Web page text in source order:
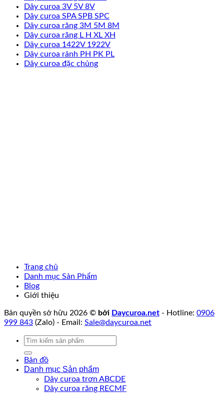
Dây curoa 3V 5V 8V
Dây curoa SPA SPB SPC
Dây curoa răng 3M 5M 8M
Dây curoa răng L H XL XH
Dây curoa 1422V 1922V
Dây curoa rảnh PH PK PL
Dây curoa đặc chủng
Trang chủ
Danh mục Sản Phẩm
Blog
Giới thiệu
Bản quyền sở hữu 2026 © bởi Daycuroa.net - Hotline: 0906
999 843 (Zalo) - Email: Sale@daycuroa.net
Tìm
Bản đồ
Danh mục Sản phẩm
Dây curoa trơn ABCDE
Dây curoa răng RECMF